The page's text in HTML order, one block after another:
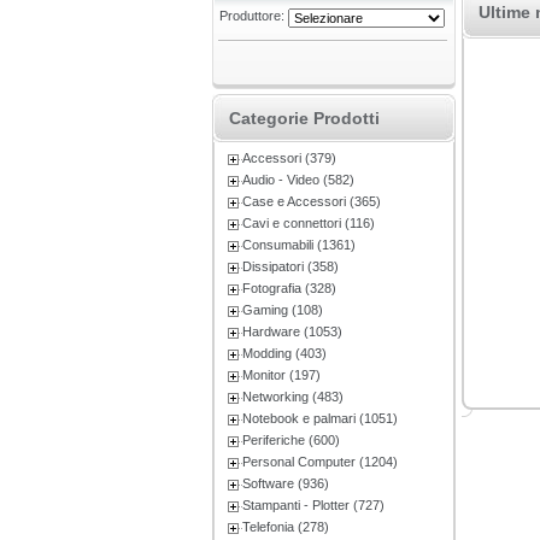
Produttore:
Categorie Prodotti
Accessori (379)
Audio - Video (582)
Case e Accessori (365)
Cavi e connettori (116)
Consumabili (1361)
Dissipatori (358)
Fotografia (328)
Gaming (108)
Hardware (1053)
Modding (403)
Monitor (197)
Networking (483)
Notebook e palmari (1051)
Periferiche (600)
Personal Computer (1204)
Software (936)
Stampanti - Plotter (727)
Telefonia (278)
Ultime